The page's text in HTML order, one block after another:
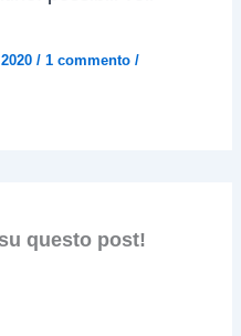
/1 commento /
questo post!